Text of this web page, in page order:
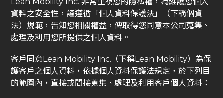
資料之安全性，謹遵循「個人資料保護法」（下稱個資
法）規範，告知您相關權益，俾取得您同意本公司蒐集、
處理及利用您所提供之個人資料。
客戶同意Lean Mobility Inc.（下稱Lean Mobility）為保
護客戶之個人資料，依據個人資料保護法規定，於下列目
的範圍內，直接或間接蒐集、處理及利用客戶個人資料：